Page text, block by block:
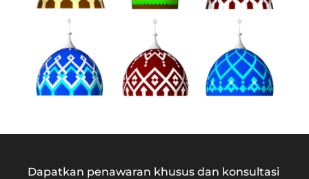
Dapatkan penawaran khusus dan konsultasi